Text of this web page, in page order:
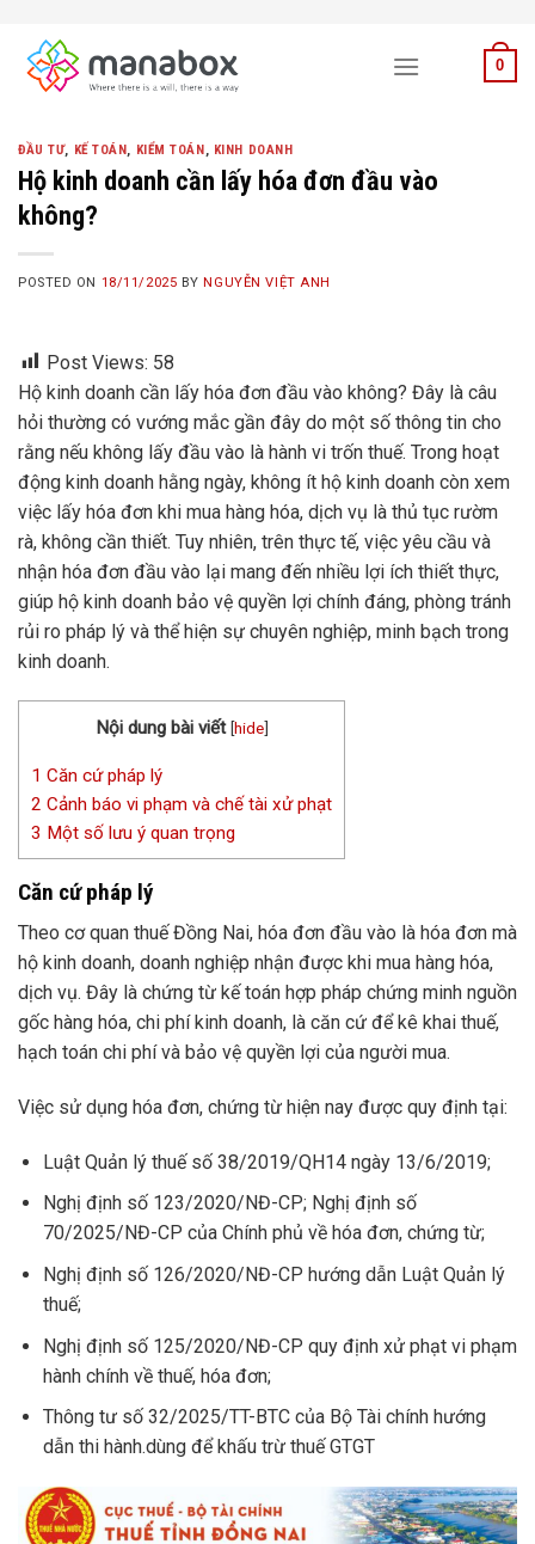
content
0
ĐẦU TƯ, KẾ TOÁN, KIỂM TOÁN, KINH DOANH
Hộ kinh doanh cần lấy hóa đơn đầu vào
không?
POSTED ON 18/11/2025 BYNGUYỄN VIỆT ANH
Post Views: 58
Hộ kinh doanh cần lấy hóa đơn đầu vào không? Đây là câu
hỏi thường có vướng mắc gần đây do một số thông tin cho
rằng nếu không lấy đầu vào là hành vi trốn thuế. Trong hoạt
động kinh doanh hằng ngày, không ít hộ kinh doanh còn xem
việc lấy hóa đơn khi mua hàng hóa, dịch vụ là thủ tục rườm
rà, không cần thiết. Tuy nhiên, trên thực tế, việc yêu cầu và
nhận hóa đơn đầu vào lại mang đến nhiều lợi ích thiết thực,
giúp hộ kinh doanh bảo vệ quyền lợi chính đáng, phòng tránh
rủi ro pháp lý và thể hiện sự chuyên nghiệp, minh bạch trong
kinh doanh.
Nội dung bài viết [hide]
1 Căn cứ pháp lý
2 Cảnh báo vi phạm và chế tài xử phạt
3 Một số lưu ý quan trọng
Căn cứ pháp lý
Theo cơ quan thuế Đồng Nai, hóa đơn đầu vào là hóa đơn mà
hộ kinh doanh, doanh nghiệp nhận được khi mua hàng hóa,
dịch vụ. Đây là chứng từ kế toán hợp pháp chứng minh nguồn
gốc hàng hóa, chi phí kinh doanh, là căn cứ để kê khai thuế,
hạch toán chi phí và bảo vệ quyền lợi của người mua.
Việc sử dụng hóa đơn, chứng từ hiện nay được quy định tại:
Luật Quản lý thuế số 38/2019/QH14 ngày 13/6/2019;
Nghị định số 123/2020/NĐ-CP; Nghị định số
70/2025/NĐ-CP của Chính phủ về hóa đơn, chứng từ;
Nghị định số 126/2020/NĐ-CP hướng dẫn Luật Quản lý
thuế;
Nghị định số 125/2020/NĐ-CP quy định xử phạt vi phạm
hành chính về thuế, hóa đơn;
Thông tư số 32/2025/TT-BTC của Bộ Tài chính hướng
dẫn thi hành.dùng để khấu trừ thuế GTGT